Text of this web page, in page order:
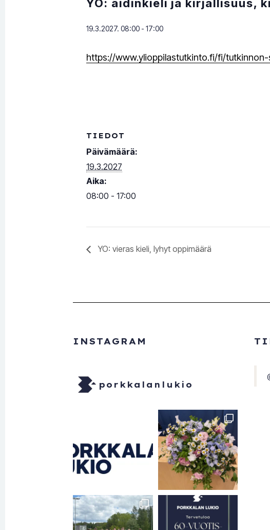
YO: äidinkieli ja kirjallisuus,
19.3.2027. 08:00 - 17:00
https://www.ylioppilastutkinto.fi/fi/
TIEDOT
Päivämäärä:
19.3.2027
Aika:
08:00 - 17:00
YO: vieras kieli, lyhyt oppimäärä
INSTAGRAM
porkkalanlukio